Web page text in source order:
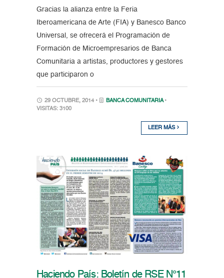
Gracias la alianza entre la Feria
Iberoamericana de Arte (FIA) y Banesco Banco
Universal, se ofrecerá el Programación de
Formación de Microempresarios de Banca
Comunitaria a artistas, productores y gestores
que participaron o
29 OCTUBRE, 2014 • BANCA COMUNITARIA •
VISITAS: 3100
LEER MÁS
Haciendo País: Boletín de RSE N°11